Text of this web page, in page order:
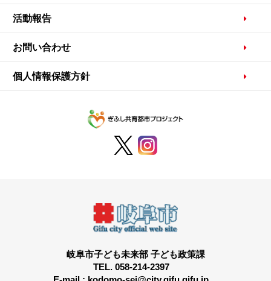
活動報告
お問い合わせ
個人情報保護方針
岐阜市子ども未来部 子ども政策課
TEL. 058-214-2397